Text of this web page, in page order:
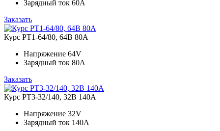
Зарядный ток 60A
Заказать
Курс PT1-64/80, 64В 80А
Напряжение 64V
Зарядный ток 80A
Заказать
Курс PT3-32/140, 32В 140А
Напряжение 32V
Зарядный ток 140A